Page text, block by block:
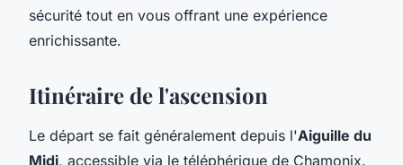
sécurité tout en vous offrant une expérience
enrichissante.
Itinéraire de l'ascension
Le départ se fait généralement depuis l'Aiguille du
Midi, accessible via le téléphérique de Chamonix.